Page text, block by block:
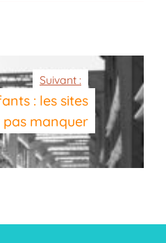
Suivant :
: les sites
pas manquer